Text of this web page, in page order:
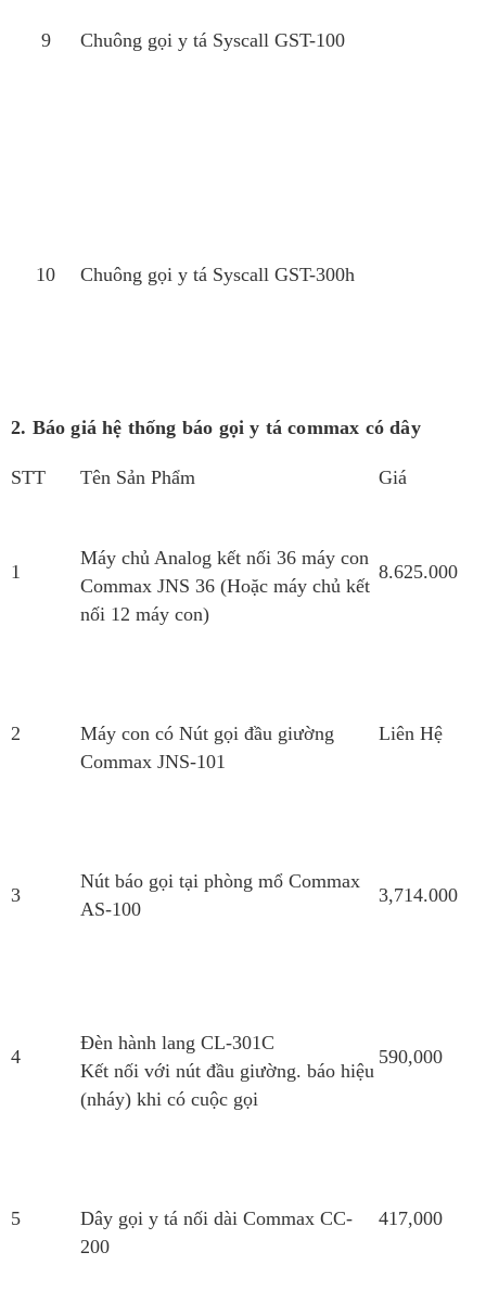
9 Chuông gọi y tá Syscall GST-100
10 Chuông gọi y tá Syscall GST-300h
2. Báo giá hệ thống báo gọi y tá commax có dây
STT Tên Sản Phẩm Giá
1
Máy chủ Analog kết nối 36 máy con
Commax JNS 36 (Hoặc máy chủ kết
nối 12 máy con)
8.625.000
2
Máy con có Nút gọi đầu giường
Commax JNS-101
Liên Hệ
3
Nút báo gọi tại phòng mổ Commax
AS-100
3,714.000
4
Đèn hành lang CL-301C
Kết nối với nút đầu giường. báo hiệu
(nháy) khi có cuộc gọi
590,000
5
Dây gọi y tá nối dài Commax CC-
200
417,000